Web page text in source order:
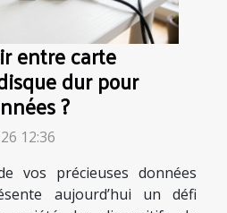
entre carte
dur pour
?
12:36
vos précieuses données
aujourd’hui un défi